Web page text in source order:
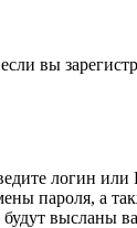
вы
логин или
пароля, а
высланы